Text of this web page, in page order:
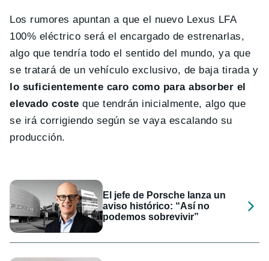
Los rumores apuntan a que el nuevo Lexus LFA
100% eléctrico será el encargado de estrenarlas,
algo que tendría todo el sentido del mundo, ya que
se tratará de un vehículo exclusivo, de baja tirada y
lo suficientemente caro como para absorber el
elevado coste que tendrán inicialmente, algo que
se irá corrigiendo según se vaya escalando su
producción.
El jefe de Porsche lanza un
aviso histórico: “Así no
podemos sobrevivir”